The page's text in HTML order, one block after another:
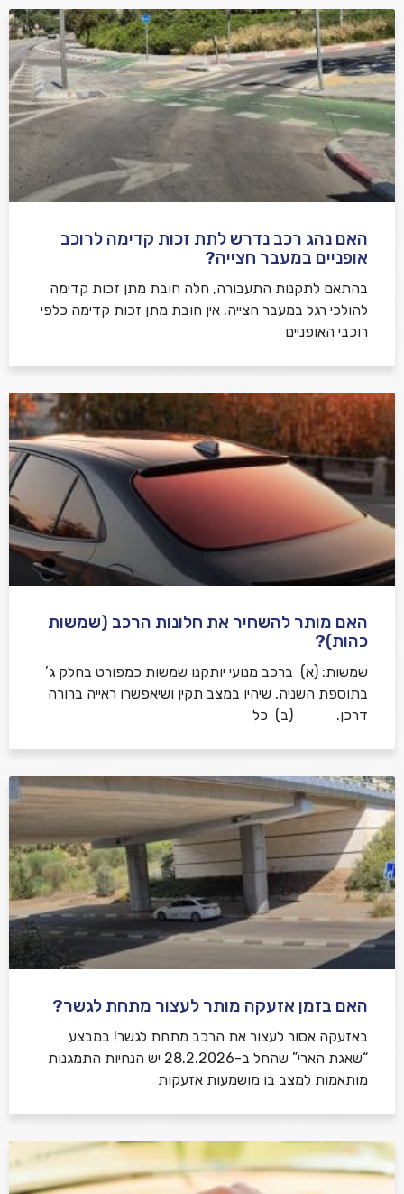
אני מאשר/ת קבלת דיוור במייל ושימוש בפרטים בהתאם
למדיניות הפרטיות
שלח משוב
האם נהג רכב נדרש לתת זכות קדימה לרוכב
אופניים במעבר חצייה?
בהתאם לתקנות התעבורה, חלה חובת מתן זכות קדימה
להולכי רגל במעבר חצייה. אין חובת מתן זכות קדימה כלפי
רוכבי האופניים
האם מותר להשחיר את חלונות הרכב (שמשות
כהות)?
שמשות: (א) ברכב מנועי יותקנו שמשות כמפורט בחלק ג’
בתוספת השניה, שיהיו במצב תקין ושיאפשרו ראייה ברורה
דרכן. (ב) כל
האם בזמן אזעקה מותר לעצור מתחת לגשר?
באזעקה אסור לעצור את הרכב מתחת לגשר! במבצע
“שאגת הארי” שהחל ב-28.2.2026 יש הנחיות התמגנות
מותאמות למצב בו מושמעות אזעקות